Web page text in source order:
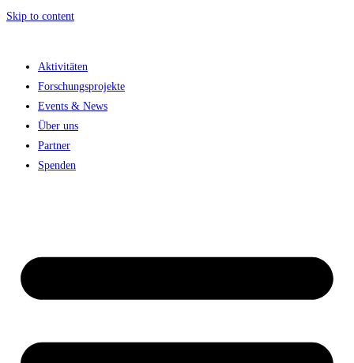
Skip to content
Aktivitäten
Forschungsprojekte
Events & News
Über uns
Partner
Spenden